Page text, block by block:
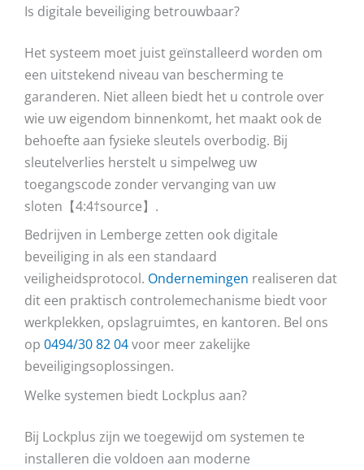
Is digitale beveiliging betrouwbaar?
Het systeem moet juist geïnstalleerd worden om
een uitstekend niveau van bescherming te
garanderen. Niet alleen biedt het u controle over
wie uw eigendom binnenkomt, het maakt ook de
behoefte aan fysieke sleutels overbodig. Bij
sleutelverlies herstelt u simpelweg uw
toegangscode zonder vervanging van uw
sloten【4:4†source】.
Bedrijven in Lemberge zetten ook digitale
beveiliging in als een standaard
veiligheidsprotocol. Ondernemingen realiseren dat
dit een praktisch controlemechanisme biedt voor
werkplekken, opslagruimtes, en kantoren. Bel ons
op 0494/30 82 04voor meer zakelijke
beveiligingsoplossingen.
Welke systemen biedt Lockplus aan?
Bij Lockplus zijn we toegewijd om systemen te
installeren die voldoen aan moderne